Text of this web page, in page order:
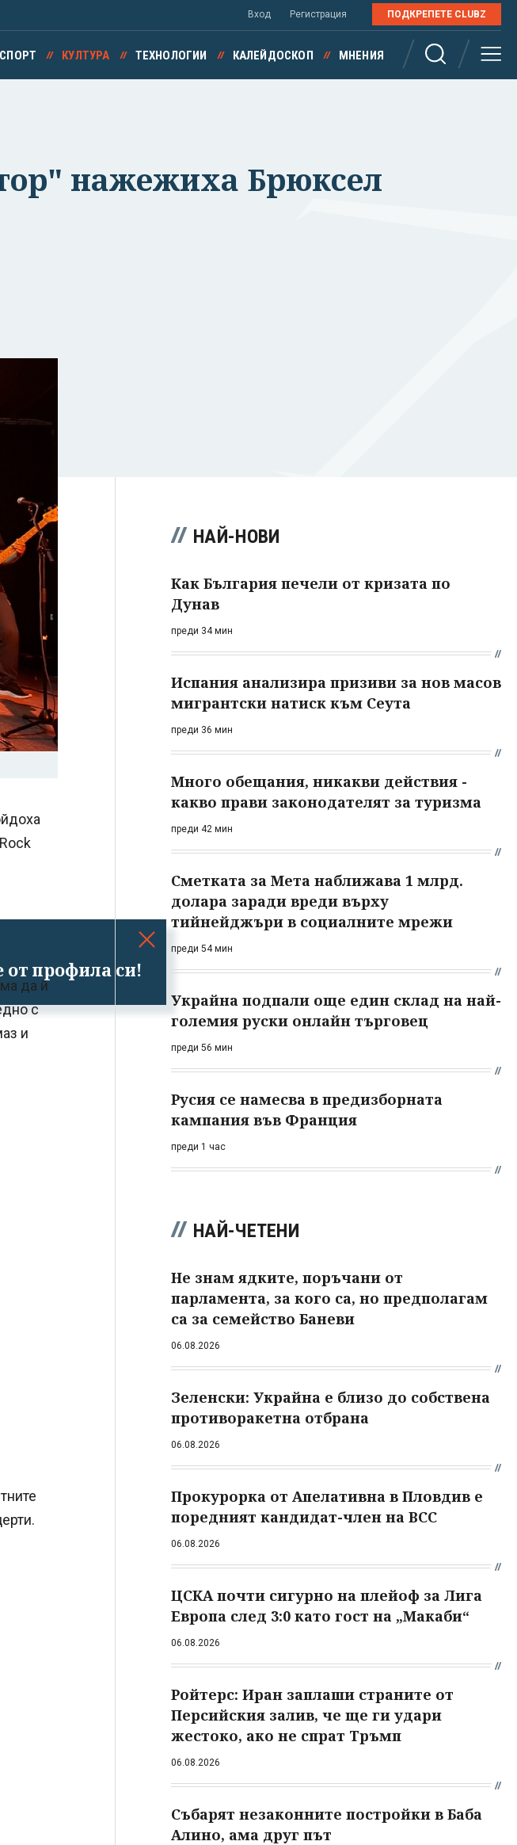
от профила си!
Вход Регистрация ПОДКРЕПЕТЕ CLUBZ
СПОРТ КУЛТУРА ТЕХНОЛОГИИ КАЛЕЙДОСКОП МНЕНИЯ
нажежиха Брюксел
да й
с
и
НАЙ-НОВИ
Как България печели от кризата по
Дунав
преди 34 мин
Испания анализира призиви за нов масов
мигрантски натиск към Сеута
преди 36 мин
Много обещания, никакви действия -
какво прави законодателят за туризма
преди 42 мин
Сметката за Мета наближава 1 млрд.
долара заради вреди върху
тийнейджъри в социалните мрежи
преди 54 мин
Украйна подпали още един склад на най-
големия руски онлайн търговец
преди 56 мин
Русия се намесва в предизборната
кампания във Франция
преди 1 час
НАЙ-ЧЕТЕНИ
Не знам ядките, поръчани от
парламента, за кого са, но предполагам
са за семейство Баневи
06.08.2026
Зеленски: Украйна е близо до собствена
противоракетна отбрана
06.08.2026
Прокурорка от Апелативна в Пловдив е
поредният кандидат-член на ВСС
06.08.2026
ЦСКА почти сигурно на плейоф за Лига
Европа след 3:0 като гост на „Макаби“
06.08.2026
Ройтерс: Иран заплаши страните от
Персийския залив, че ще ги удари
жестоко, ако не спрат Тръмп
06.08.2026
Събарят незаконните постройки в Баба
Алино, ама друг път